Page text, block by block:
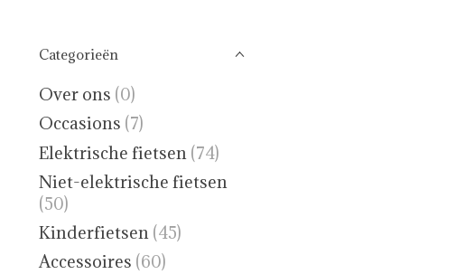
Categorieën
Over ons (0)
Occasions (7)
Elektrische fietsen (74)
Niet-elektrische fietsen
(50)
Kinderfietsen (45)
Accessoires (60)